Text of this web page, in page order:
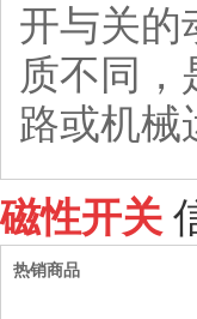
开与关的
质不同
路或机械
磁性开关
热销商品